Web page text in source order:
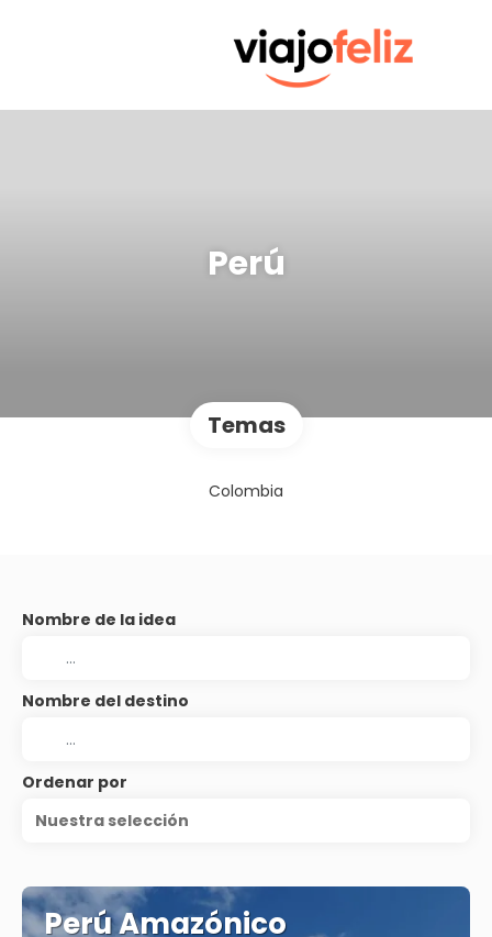
Perú
Temas
Colombia
Nombre de la idea
Nombre del destino
Ordenar por
Nuestra selección
Perú Amazónico